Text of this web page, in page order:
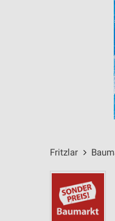
Fritzlar